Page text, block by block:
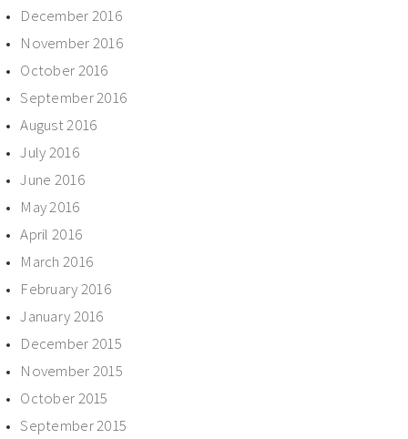
December 2016
November 2016
October 2016
September 2016
August 2016
July 2016
June 2016
May 2016
April 2016
March 2016
February 2016
January 2016
December 2015
November 2015
October 2015
September 2015